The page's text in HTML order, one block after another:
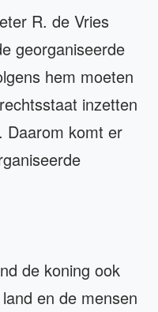
R. de Vries
georganiseerde
hem moeten
inzetten
Daarom komt er
de koning ook
en de mensen